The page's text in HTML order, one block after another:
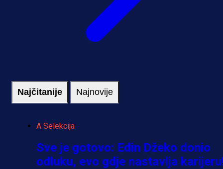
Najčitanije Najnovije
A Selekcija
Sve je gotovo: Edin Džeko donio
odluku, evo gdje nastavlja